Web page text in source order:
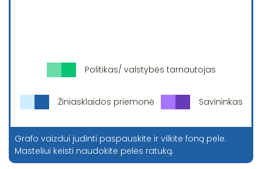
Politikas/ valstybės tarnautojas
Žiniasklaidos priemonė Savininkas
Grafo vaizdui judinti paspauskite ir vilkite foną pele.
Masteliui keisti naudokite pelės ratuką.